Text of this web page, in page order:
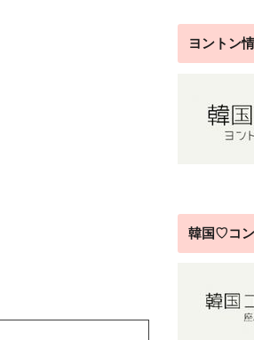
ヨントン
韓国♡コン